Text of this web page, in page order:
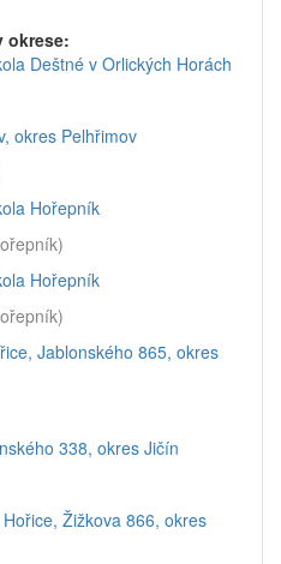
okrese:
Deštné v Orlických Horách
okres Pelhřimov
Hořepník
Hořepník
Jablonského 865, okres
338, okres Jičín
Žižkova 866, okres